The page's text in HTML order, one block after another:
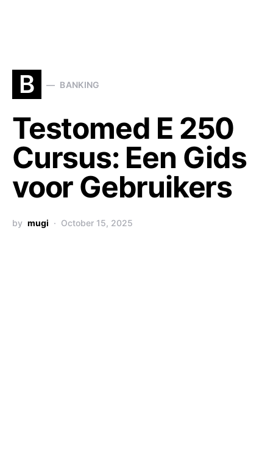
B BANKING
Testomed E 250
Cursus: Een Gids
voor Gebruikers
by mugi October 15, 2025